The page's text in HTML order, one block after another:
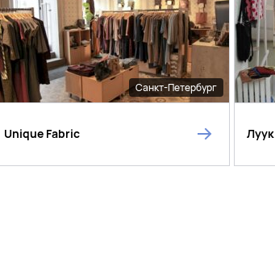
Санкт-Петербург
Unique Fabric Луук